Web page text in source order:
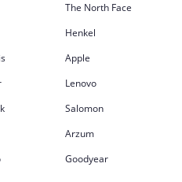
The North Face
Henkel
Apple
Lenovo
Salomon
Arzum
Goodyear